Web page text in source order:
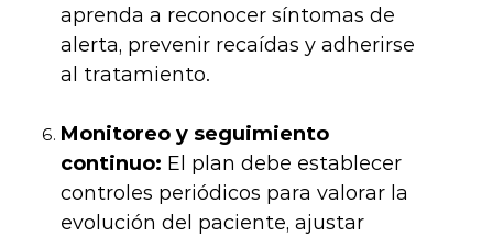
aprenda a reconocer síntomas de
alerta, prevenir recaídas y adherirse
al tratamiento.
Monitoreo y seguimiento
continuo: El plan debe establecer
controles periódicos para valorar la
evolución del paciente, ajustar